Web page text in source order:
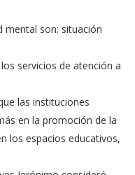
mental son: situación
servicios de atención a
las instituciones
en la promoción de la
los espacios educativos,